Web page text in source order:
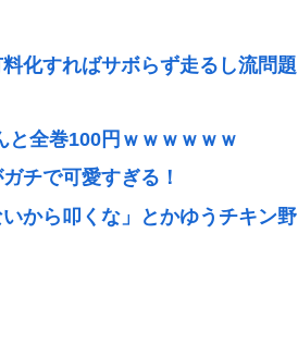
化すればサボらず走るし流問題
と全巻100円ｗｗｗｗｗｗ
チで可愛すぎる！
から叩くな」とかゆうチキン野
苗の逆鱗に触れ左遷